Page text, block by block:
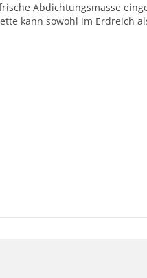
Abdichtungsmasse
kann sowohl im Erdreich